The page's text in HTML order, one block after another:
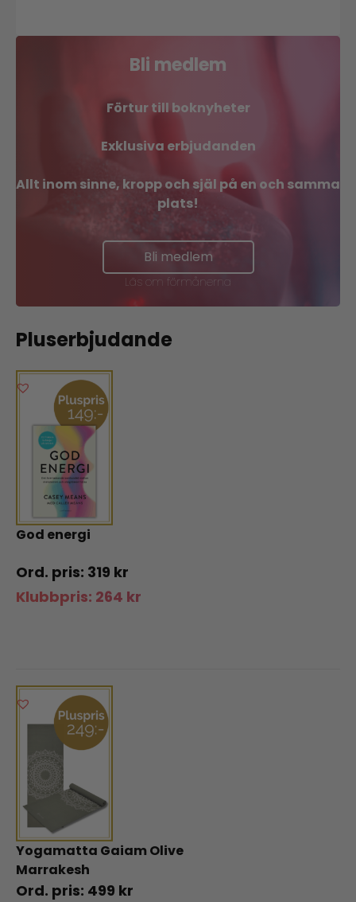
Bli medlem
Förtur till boknyheter
Exklusiva erbjudanden
Allt inom sinne, kropp och själ på en och samma
plats!
Bli medlem
Läs om förmånerna
Pluserbjudande
God energi
319 kr
Klubbpris: 264 kr
Yogamatta Gaiam Olive
Marrakesh
499 kr